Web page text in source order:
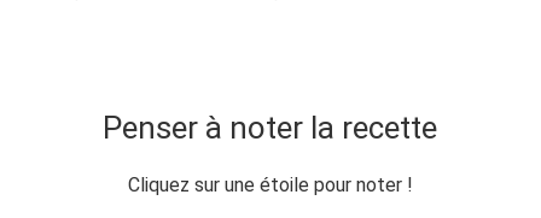
Penser à noter la recette
Cliquez sur une étoile pour noter !